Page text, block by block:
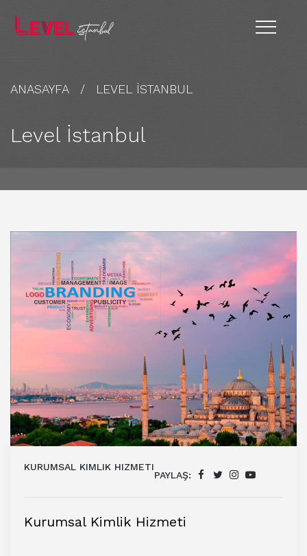
ANASAYFA LEVEL İSTANBUL
Level İstanbul
KURUMSAL KIMLIK HIZMETI
PAYLAŞ:
Kurumsal Kimlik Hizmeti